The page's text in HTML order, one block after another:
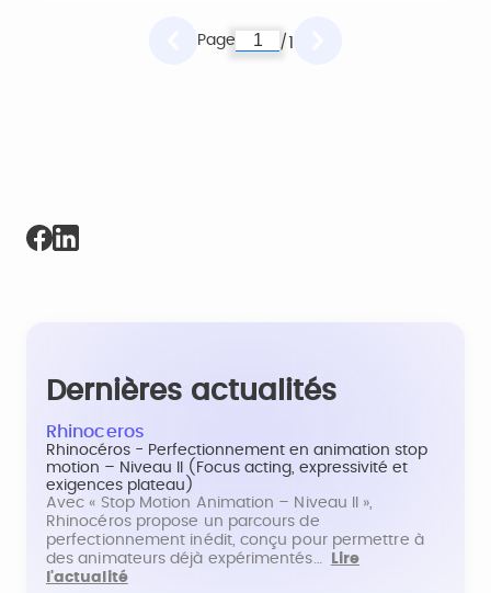
Page / 1
Dernières actualités
Rhinoceros
Rhinocéros - Perfectionnement en animation stop
motion – Niveau II (Focus acting, expressivité et
exigences plateau)
Avec « Stop Motion Animation – Niveau II »,
Rhinocéros propose un parcours de
perfectionnement inédit, conçu pour permettre à
des animateurs déjà expérimentés…
Lire
l'actualité